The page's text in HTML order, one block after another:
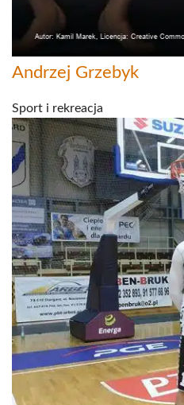
Andrzej Grzebyk
Sport i rekreacja